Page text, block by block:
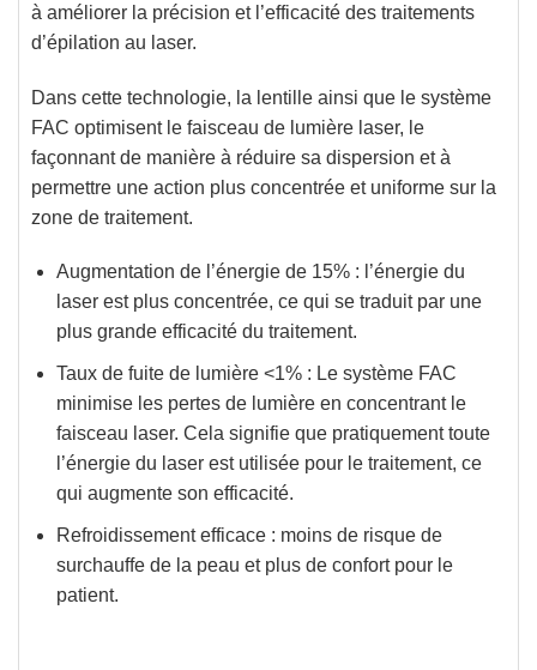
à améliorer la précision et l’efficacité des traitements
d’épilation au laser.
Dans cette technologie, la lentille ainsi que le système
FAC optimisent le faisceau de lumière laser, le
façonnant de manière à réduire sa dispersion et à
permettre une action plus concentrée et uniforme sur la
zone de traitement.
Augmentation de l’énergie de 15% : l’énergie du
laser est plus concentrée, ce qui se traduit par une
plus grande efficacité du traitement.
Taux de fuite de lumière <1% : Le système FAC
minimise les pertes de lumière en concentrant le
faisceau laser. Cela signifie que pratiquementtoute
l’énergie du laser est utilisée pour le traitement, ce
qui augmente son efficacité.
Refroidissement efficace : moins de risque de
surchauffe de la peau et plus de confort pour le
patient.